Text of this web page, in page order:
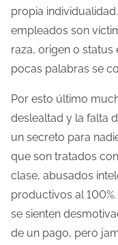
propia
empleados son
raza, origen o
pocas palabras se
Por esto último
deslealtad y la falta
un secreto para
que son tratados
clase, abusados
productivos al
se sienten
de un pago, pero